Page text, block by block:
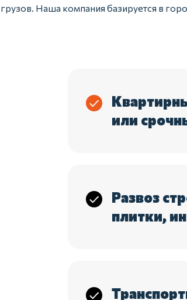
Наша компания базируется в
или
Развоз
плитки,